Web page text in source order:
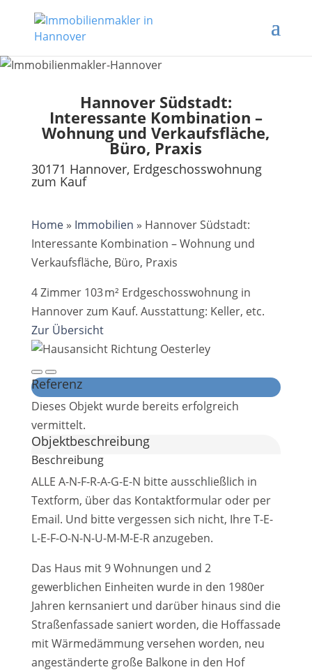
Hannover Südstadt:
Interessante Kombination –
Wohnung und Verkaufsfläche,
Büro, Praxis
30171 Hannover, Erdgeschosswohnung
zum Kauf
Home» Immobilien » Hannover Südstadt:
Interessante Kombination – Wohnung und
Verkaufsfläche, Büro, Praxis
4 Zimmer 103 m² Erdgeschosswohnung in
Hannover zum Kauf. Ausstattung: Keller, etc.
Zur Übersicht
Referenz
Dieses Objekt wurde bereits erfolgreich
vermittelt.
Objekt­beschreibung
Beschreibung
ALLE A-N-F-R-A-G-E-N bitte ausschließlich in
Textform, über das Kontaktformular oder per
Email. Und bitte vergessen sich nicht, Ihre T-E-
L-E-F-O-N-N-U-M-M-E-R anzugeben.
Das Haus mit 9 Wohnungen und 2
gewerblichen Einheiten wurde in den 1980er
Jahren kernsaniert und darüber hinaus sind die
Straßenfassade saniert worden, die Hoffassade
mit Wärmedämmung versehen worden, neu
angeständerte große Balkone in den Hof